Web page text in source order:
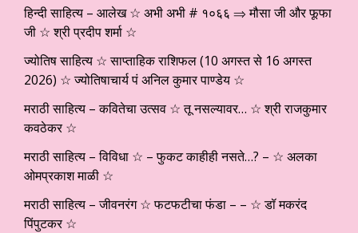
हिन्दी साहित्य – आलेख ☆ अभी अभी # १०६६ ⇒ मौसा जी और फूफा
जी ☆ श्री प्रदीप शर्मा ☆
ज्योतिष साहित्य ☆ साप्ताहिक राशिफल (10 अगस्त से 16 अगस्त
2026) ☆ ज्योतिषाचार्य पं अनिल कुमार पाण्डेय ☆
मराठी साहित्य – कवितेचा उत्सव ☆ तू नसल्यावर… ☆ श्री राजकुमार
कवठेकर ☆
मराठी साहित्य – विविधा ☆ – फुकट काहीही नसते…? – ☆ अलका
ओमप्रकाश माळी ☆
मराठी साहित्य – जीवनरंग ☆ फटफटीचा फंडा – – ☆ डॉ मकरंद
पिंपुटकर ☆